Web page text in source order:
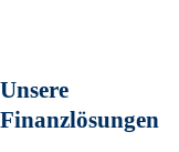
Unsere
Finanzlösungen